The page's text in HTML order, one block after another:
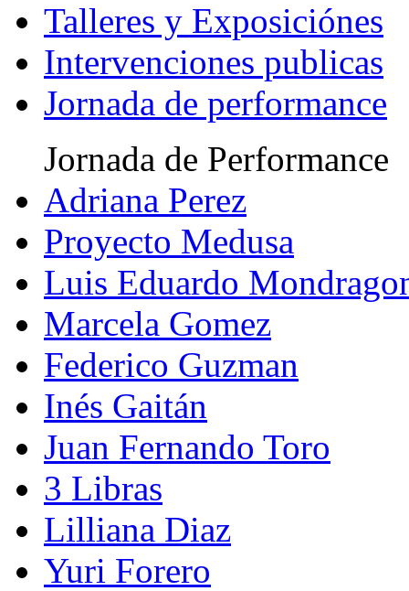
Talleres y Exposiciónes
Intervenciones publicas
Jornada de performance
Jornada de Performance
Adriana Perez
Proyecto Medusa
Luis Eduardo
Marcela Gomez
Federico Guzman
Inés Gaitán
Juan Fernando Toro
3 Libras
Lilliana Diaz
Yuri Forero